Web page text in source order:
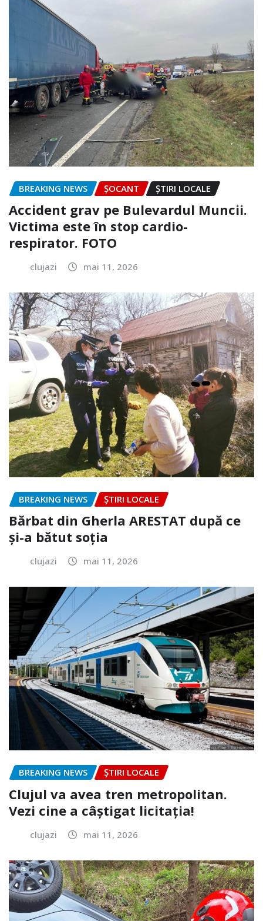
BREAKING NEWS ȘOCANT ȘTIRI LOCALE
Accident grav pe Bulevardul Muncii.
Victima este în stop cardio-
respirator. FOTO
clujazi mai 11, 2026
BREAKING NEWS ȘTIRI LOCALE
Bărbat din Gherla ARESTAT după ce
și-a bătut soția
clujazi mai 11, 2026
BREAKING NEWS ȘTIRI LOCALE
Clujul va avea tren metropolitan.
Vezi cine a câștigat licitația!
clujazi mai 11, 2026